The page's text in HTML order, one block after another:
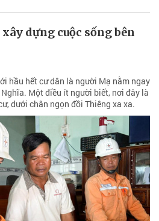
dựng cuộc sống bên
hầu hết cư dân là người Mạ nằm ngay
Một điều ít người biết, nơi đây là
dưới chân ngọn đồi Thiêng xa xa.